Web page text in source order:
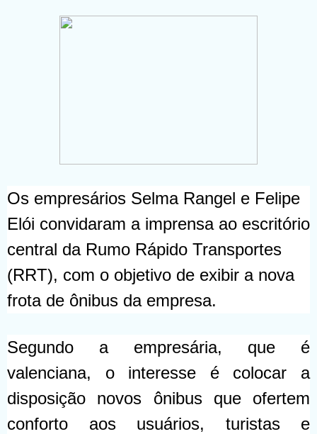
Os empresários Selma Rangel e Felipe
Elói convidaram a imprensa ao escritório
central da Rumo Rápido Transportes
(RRT), com o objetivo de exibir a nova
frota de ônibus da empresa.
Segundo a empresária, que é
valenciana, o interesse é colocar a
disposição novos ônibus que ofertem
conforto aos usuários, turistas e